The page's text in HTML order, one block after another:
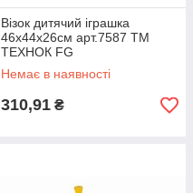
Візок дитячий іграшка
46х44х26см арт.7587 ТМ
ТЕХНОК FG
Немає в наявності
310,91 ₴